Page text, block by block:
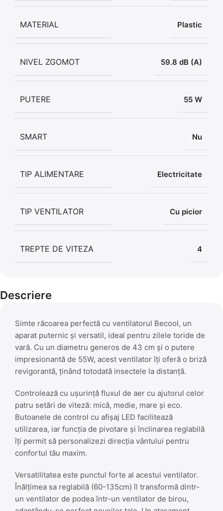
MATERIAL Plastic
NIVEL ZGOMOT 59.8 dB (A)
PUTERE 55 W
SMART Nu
TIP ALIMENTARE Electricitate
TIP VENTILATOR Cu picior
TREPTE DE VITEZA 4
Descriere
Simte răcoarea perfectă cu ventilatorul Becool, un
aparat puternic și versatil, ideal pentru zilele toride de
vară. Cu un diametru generos de 43 cm și o putere
impresionantă de 55W, acest ventilator îți oferă o briză
revigorantă, ținând totodată insectele la distanță.
Controlează cu ușurință fluxul de aer cu ajutorul celor
patru setări de viteză: mică, medie, mare și eco.
Butoanele de control cu afișaj LED facilitează
utilizarea, iar funcția de pivotare și înclinarea reglabilă
îți permit să personalizezi direcția vântului pentru
confortul tău maxim.
Versatilitatea este punctul forte al acestui ventilator.
Înălțimea sa reglabilă (60-135cm) îl transformă dintr-
un ventilator de podea într-un ventilator de birou,